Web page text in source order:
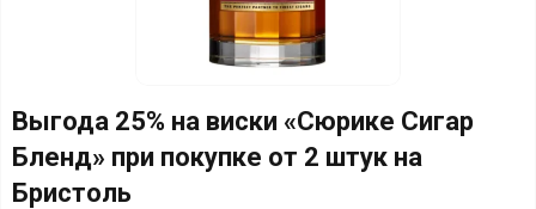
Выгода 25% на виски «Сюрике Сигар
Бленд» при покупке от 2 штук на
Бристоль